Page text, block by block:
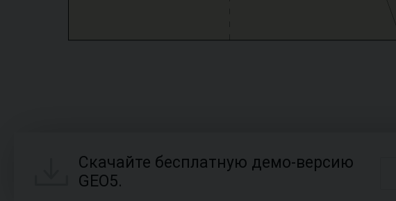
Скачайте бесплатную демо-версию
GEO5.